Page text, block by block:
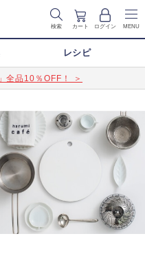
検索 カート ログイン MENU
レシピ
全品10％OFF！ ＞